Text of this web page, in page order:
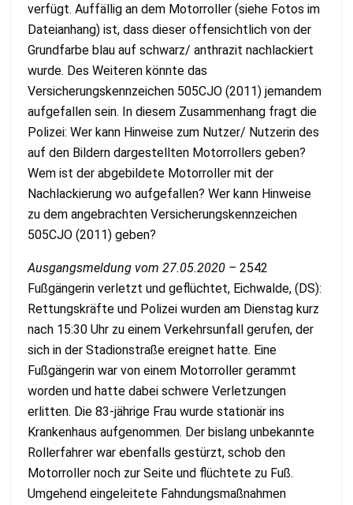
verfügt. Auffällig an dem Motorroller (siehe Fotos im
Dateianhang) ist, dass dieser offensichtlich von der
Grundfarbe blau auf schwarz/ anthrazit nachlackiert
wurde. Des Weiteren könnte das
Versicherungskennzeichen 505CJO (2011) jemandem
aufgefallen sein. In diesem Zusammenhang fragt die
Polizei: Wer kann Hinweise zum Nutzer/ Nutzerin des
auf den Bildern dargestellten Motorrollers geben?
Wem ist der abgebildete Motorroller mit der
Nachlackierung wo aufgefallen? Wer kann Hinweise
zu dem angebrachten Versicherungskennzeichen
505CJO (2011) geben?
Ausgangsmeldung vom 27.05.2020 – 2542
Fußgängerin verletzt und geflüchtet, Eichwalde, (DS):
Rettungskräfte und Polizei wurden am Dienstag kurz
nach 15:30 Uhr zu einem Verkehrsunfall gerufen, der
sich in der Stadionstraße ereignet hatte. Eine
Fußgängerin war von einem Motorroller gerammt
worden und hatte dabei schwere Verletzungen
erlitten. Die 83-jährige Frau wurde stationär ins
Krankenhaus aufgenommen. Der bislang unbekannte
Rollerfahrer war ebenfalls gestürzt, schob den
Motorroller noch zur Seite und flüchtete zu Fuß.
Umgehend eingeleitete Fahndungsmaßnahmen